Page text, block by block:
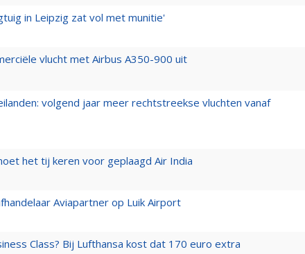
in Leipzig zat vol met munitie'
vlucht met Airbus A350-900 uit
volgend jaar meer rechtstreekse vluchten vanaf
het tij keren voor geplaagd Air India
Aviapartner op Luik Airport
Class? Bij Lufthansa kost dat 170 euro extra